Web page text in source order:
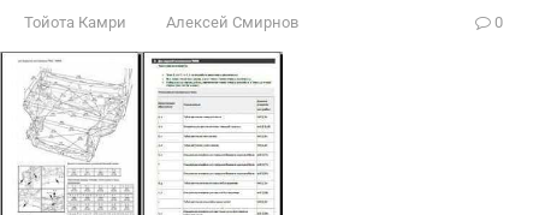
Тойота Камри Алексей Смирнов 0